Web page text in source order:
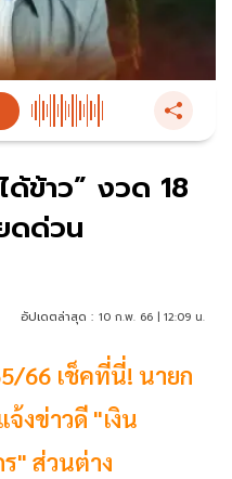
ด้ข้าว” งวด 18
ดด่วน
อัปเดตล่าสุด : 10 ก.พ. 66 | 12:09 น.
66 เช็คที่นี่! นายก
งข่าวดี "เงิน
" ส่วนต่าง